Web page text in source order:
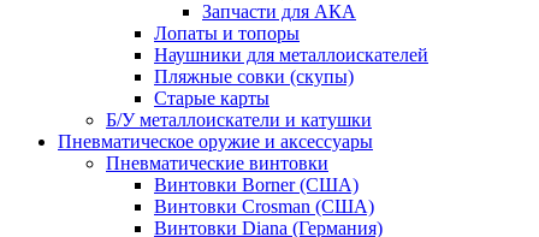
Запчасти для АКА
Лопаты и топоры
Наушники для металлоискателей
Пляжные совки (скупы)
Старые карты
Б/У металлоискатели и катушки
Пневматическое оружие и аксессуары
Пневматические винтовки
Винтовки Borner (США)
Винтовки Crosman (США)
Винтовки Diana (Германия)